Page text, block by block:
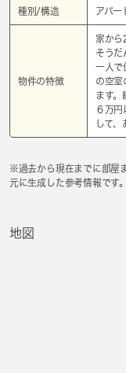
種別/構造 アパー
物件の特徴
家から
そうだ
一人で
の空室
ます。
６万
して
※過去から現在までに部屋
元に生成した参考情報です。
地図